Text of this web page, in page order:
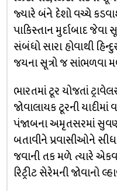
જ્યારે બંને દેશો વચ્ચે
પાકિસ્તાન મુર્દાબાદ
સંબંધો સારા હોવાથી
જયના સૂત્રો જ સાંભળવા
ભારતમાં ટૂર યોજતાં
જોવાલાયક ટૂરની યાદીમાં
પંજાબના અમૃતસરમાં
બતાવીને પ્રવાસીઓને
જવાની તક મળે ત્યારે
રિટ્રીટ સેરેમની જોવાનો